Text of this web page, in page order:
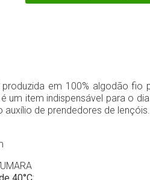
em 100% algodão
um item indispensável para o
auxílio de prendedores de